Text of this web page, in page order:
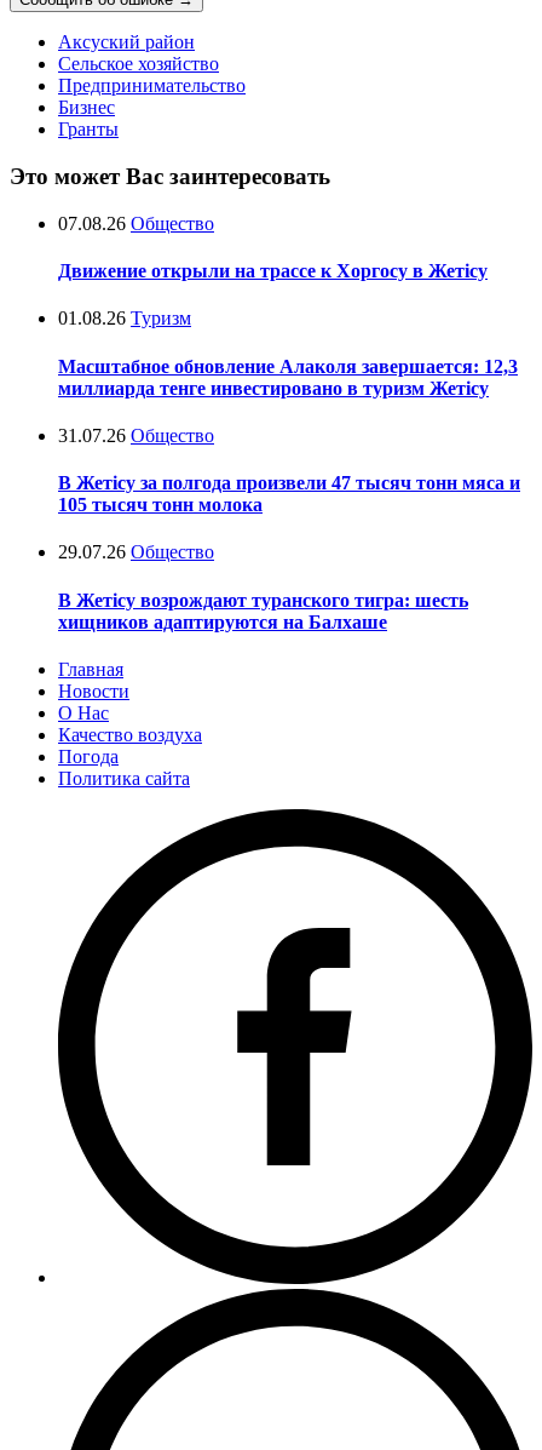
Аксуский район
Сельское хозяйство
Предпринимательство
Бизнес
Гранты
Это может Вас заинтересовать
07.08.26 Общество
Движение открыли на трассе к Хоргосу в Жетісу
01.08.26 Туризм
Масштабное обновление Алаколя завершается: 12,3
миллиарда тенге инвестировано в туризм Жетісу
31.07.26 Общество
В Жетісу за полгода произвели 47 тысяч тонн мяса и
105 тысяч тонн молока
29.07.26 Общество
В Жетісу возрождают туранского тигра: шесть
хищников адаптируются на Балхаше
Главная
Новости
О Нас
Качество воздуха
Погода
Политика сайта